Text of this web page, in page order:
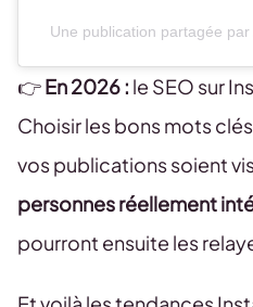
Une publication partagée
👉En 2026 : le SEO sur
Choisir les bons mots
vos publications soient
personnes réellement
pourront ensuite les